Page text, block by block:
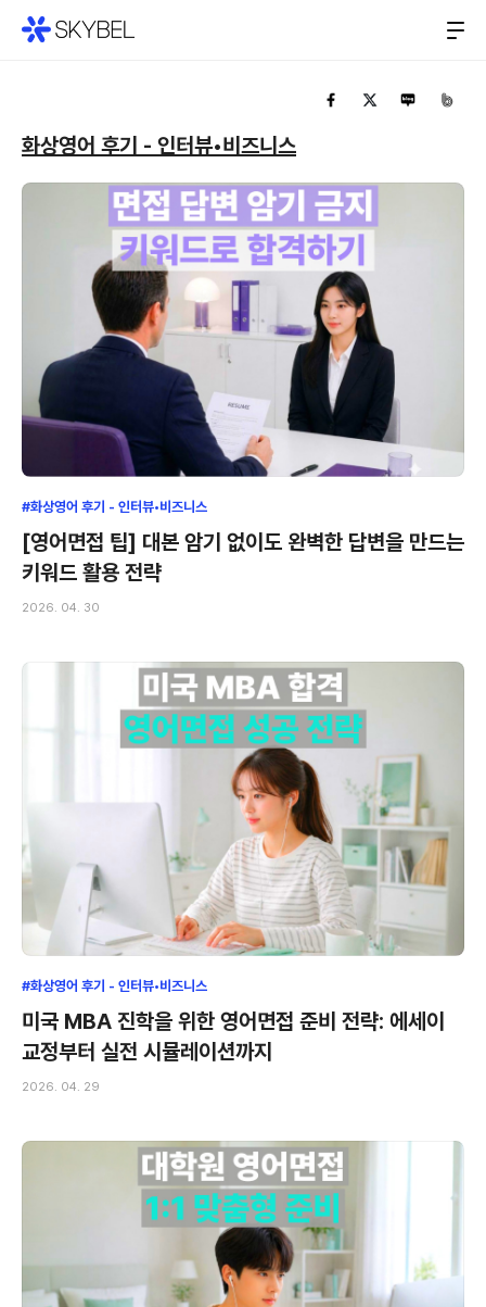
화상영어 후기 - 인터뷰•비즈니스
#화상영어 후기 - 인터뷰•비즈니스
[영어면접 팁] 대본 암기 없이도 완벽한 답변을 만드는
키워드 활용 전략
2026. 04. 30
#화상영어 후기 - 인터뷰•비즈니스
미국 MBA 진학을 위한 영어면접 준비 전략: 에세이
교정부터 실전 시뮬레이션까지
2026. 04. 29